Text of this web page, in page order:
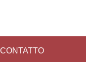
CONTATTO